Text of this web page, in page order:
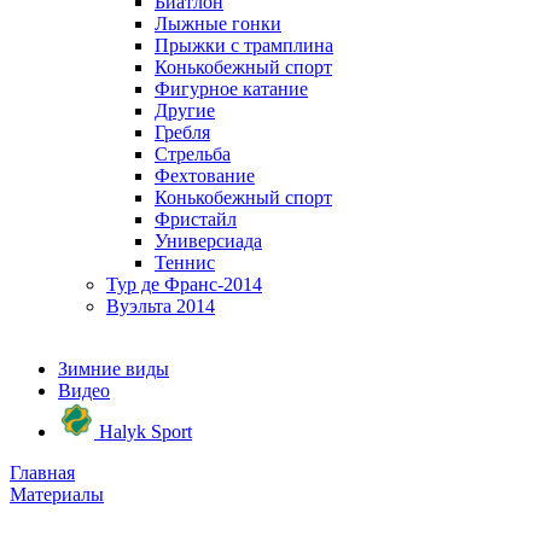
Лыжные гонки
Прыжки с трамплина
Конькобежный спорт
Фигурное катание
Другие
Гребля
Стрельба
Фехтование
Конькобежный спорт
Фристайл
Универсиада
Теннис
Тур де Франс-2014
Вуэльта 2014
Зимние виды
Видео
Halyk Sport
Главная
Материалы